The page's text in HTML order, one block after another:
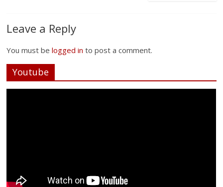
Leave a Reply
You must belogged in to post a comment.
Youtube